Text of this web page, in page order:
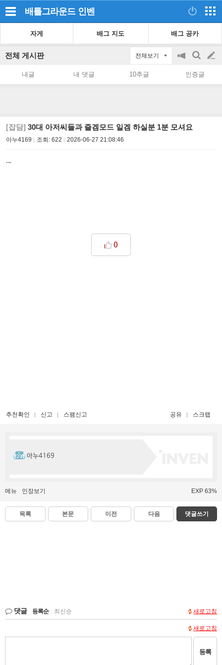
배틀그라운드 인벤
자게 배그 지도 배그 공카
전체 게시판 전체보기
공
on/off
검
색
글
쓰
내글 내 댓글 10추글 인증글
[잡담] 30대 아저씨들과 즐겜모드 일겜 하실분 1분 모셔요
아누4169 조회: 622 2026-06-27 21:08:46
...
0
추천확인 신고 스팸신고 공유 스크랩
아누4169
메뉴 인장보기 EXP 63%
목록 본문 이전 다음 댓글쓰기
댓글 등록순 최신순 새로고침
새로고침
등록